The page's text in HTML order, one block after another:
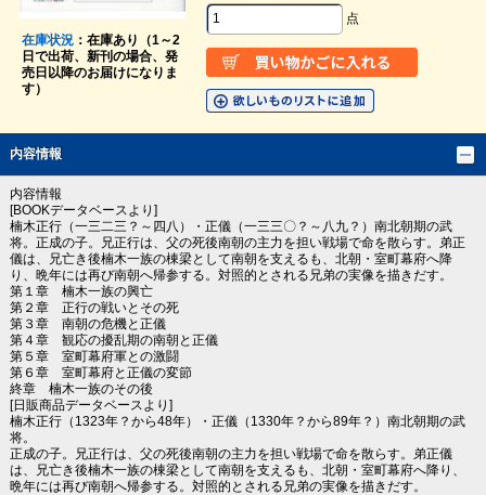
在庫状況：在庫あり（1～2
日で出荷、新刊の場合、発
売日以降のお届けになりま
す）
点
内容情報
内容情報
[BOOKデータベースより]
楠木正行（一三二三？～四八）・正儀（一三三〇？～八九？）南北朝期の武
将。正成の子。兄正行は、父の死後南朝の主力を担い戦場で命を散らす。弟正
儀は、兄亡き後楠木一族の棟梁として南朝を支えるも、北朝・室町幕府へ降
り、晩年には再び南朝へ帰参する。対照的とされる兄弟の実像を描きだす。
第１章 楠木一族の興亡
第２章 正行の戦いとその死
第３章 南朝の危機と正儀
第４章 観応の擾乱期の南朝と正儀
第５章 室町幕府軍との激闘
第６章 室町幕府と正儀の変節
終章 楠木一族のその後
[日販商品データベースより]
楠木正行（1323年？から48年）・正儀（1330年？から89年？）南北朝期の武
将。
正成の子。兄正行は、父の死後南朝の主力を担い戦場で命を散らす。弟正儀
は、兄亡き後楠木一族の棟梁として南朝を支えるも、北朝・室町幕府へ降り、
晩年には再び南朝へ帰参する。対照的とされる兄弟の実像を描きだす。